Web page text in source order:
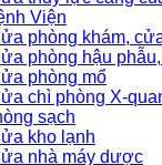
Viện
phòng khám,
phòng hậu
phòng mổ
chì phòng X-
sạch
kho lạnh
nhà máy dược